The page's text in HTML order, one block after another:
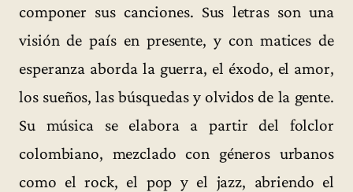
componer sus canciones. Sus letras son una
visión de país en presente, y con matices de
esperanza aborda la guerra, el éxodo, el amor,
los sueños, las búsquedas y olvidos de la gente.
Su música se elabora a partir del folclor
colombiano, mezclado con géneros urbanos
como el rock, el pop y el jazz, abriendo el